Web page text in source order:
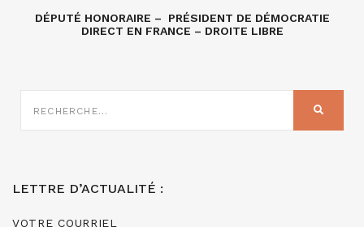
DÉPUTÉ HONORAIRE – PRÉSIDENT DE DÉMOCRATIE
DIRECT EN FRANCE – DROITE LIBRE
SUR
LETTRE D’ACTUALITÉ :
VOTRE COURRIEL